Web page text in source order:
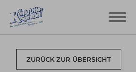
ZURÜCK ZUR ÜBERSICHT